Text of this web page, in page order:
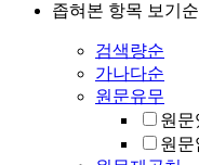
좁혀본 항목 보기
검색량순
가나다순
원문유무
원문
원문